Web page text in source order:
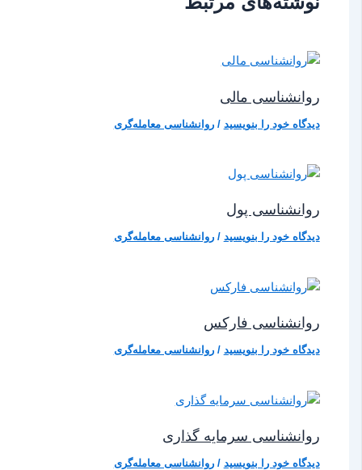
روانشناسی مالی
دیدگاه‌ خود را بنویسید /روانشناسی معامله‌گری
روانشناسی پول
دیدگاه‌ خود را بنویسید /روانشناسی معامله‌گری
روانشناسی فارکس
دیدگاه‌ خود را بنویسید /روانشناسی معامله‌گری
روانشناسی سرمایه‌ گذاری
دیدگاه‌ خود را بنویسید /روانشناسی معامله‌گری